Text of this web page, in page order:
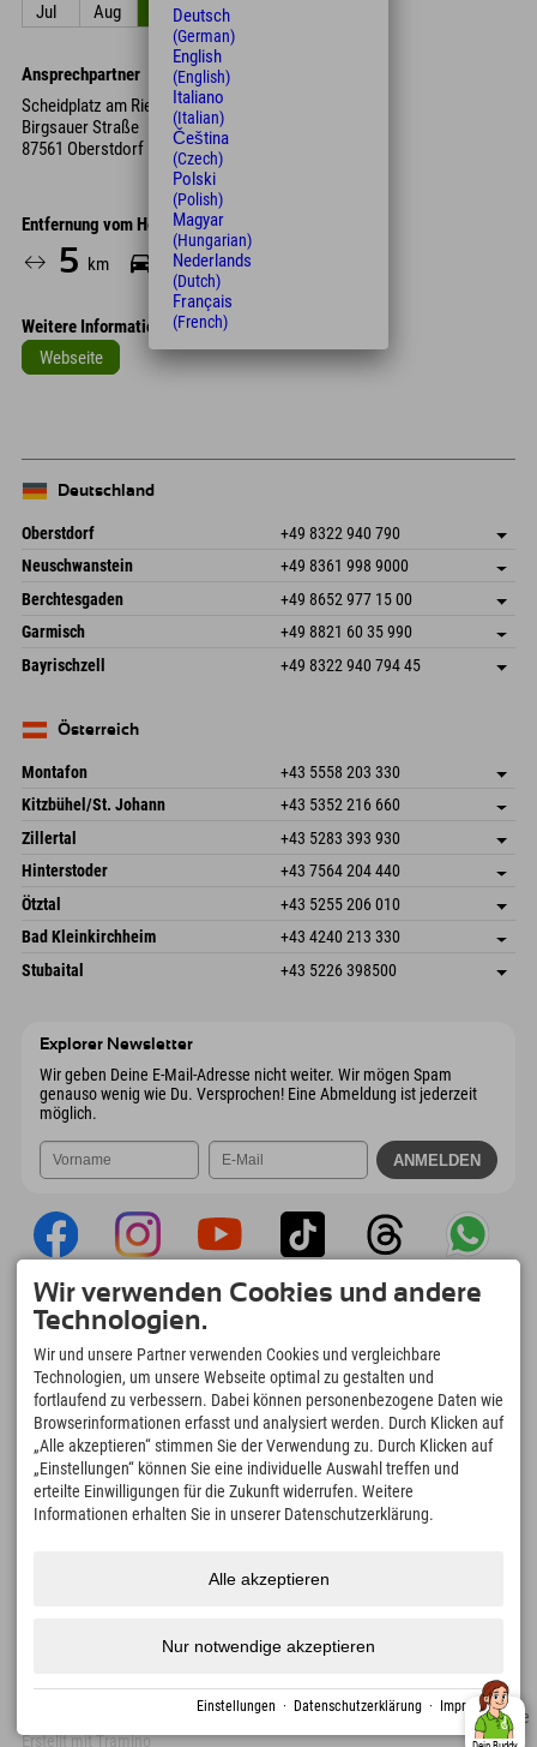
Jul
Aug Sep Okt
Ansprechpartner
Scheidplatz am Ried
Birgsauer Straße
87561 Oberstdorf
Entfernung vom Hotel
5 km 9 Min.
Weitere Informationen
Webseite
Deutschland
Oberstdorf +49 8322 940 790
An der Breitach 3
Deutschland
Adresse speichern
Buchen
Neuschwanstein +49 8361 998 9000
An der Riese 45
87484 Nesselwang im Allgäu
Deutschland
Adresse speichern
Anreiseinfos
Buchen
Berchtesgaden +49 8652 977 15 00
Hofreitstr. 7
Deutschland
Adresse speichern
Buchen
Garmisch +49 8821 60 35 990
Frickenstraße 22
82490 Farchant
Adresse speichern
Anreiseinfos
Bayrischzell +49 8322 940 794 45
Deutschland
Österreich
Montafon +43 5558 203 330
Dorfstr. 127b
6793 Gaschurn/Montafon
Österreich
Adresse speichern
Buchen
Kitzbühel/St. Johann +43 5352 216 660
Speckbacherstraße 87
6380 St. Johann in Tirol
Österreich
Adresse speichern
Anreiseinfos
Buchen
Zillertal +43 5283 393 930
Schmiedau 2
Österreich
Adresse speichern
Buchen
Hinterstoder +43 7564 204 440
Freizeitpark 10
4573 Hinterstoder
Österreich
Adresse speichern
Anreiseinfos
Buchen
Ötztal +43 5255 206 010
Gscheat 14
Österreich
Adresse speichern
Buchen
Bad Kleinkirchheim +43 4240 213 330
Dorfstraße 24
9546 Bad Kleinkirchheim
Adresse speichern
Anreiseinfos
Stubaital +43 5226 398500
Explorer Newsletter
Wir geben Deine E-Mail-Adresse nicht weiter. Wir mögen Spam
genauso wenig wie Du. Versprochen! Eine Abmeldung ist jederzeit
möglich.
Explorer App
Upload Deiner #ExplorerMoments, Mein
Explorer To Go mit Buchungsübersicht,
Bucketlist, Restaurantübersicht uvm. Jetzt
downloaden!
Zeit für Explorer Moments
166 4.634km
Pisten zum Skifahren und
97
Barrierefreiheit Presse Nachhaltigkeitszertifikate
Erstellt mit Tramino
Wir verwenden Cookies und andere
Technologien.
Wir und unsere Partner verwenden Cookies und vergleichbare
Technologien, um unsere Webseite optimal zu gestalten und
fortlaufend zu verbessern. Dabei können personenbezogene Daten wie
Browserinformationen erfasst und analysiert werden. Durch Klicken auf
„Alle akzeptieren“ stimmen Sie der Verwendung zu. Durch Klicken auf
„Einstellungen“ können Sie eine individuelle Auswahl treffen und
erteilte Einwilligungen für die Zukunft widerrufen. Weitere
Informationen erhalten Sie in unserer Datenschutzerklärung.
Alle akzeptieren
Nur notwendige akzeptieren
Einstellungen · Datenschutzerklärung · Impressum
Deutsch
(German)
English
(English)
Italiano
(Italian)
Čeština
(Czech)
Polski
(Polish)
Magyar
(Hungarian)
Nederlands
(Dutch)
Français
(French)